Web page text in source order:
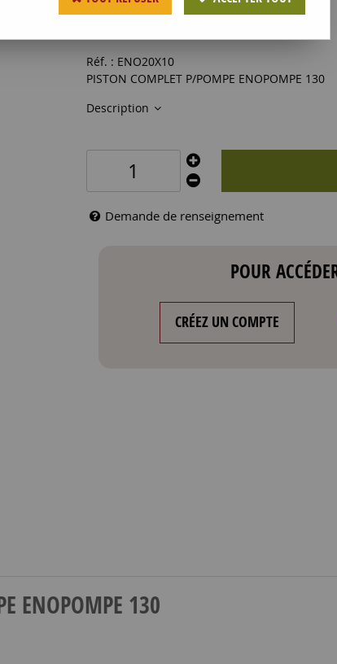
244,82€ HT
Réf. : ENO20X10
PISTON COMPLET P/POMPE ENOPOMPE 130
Description
Demande de renseignement
POUR
CRÉEZ UN COMPTE
ENOPOMPE 130